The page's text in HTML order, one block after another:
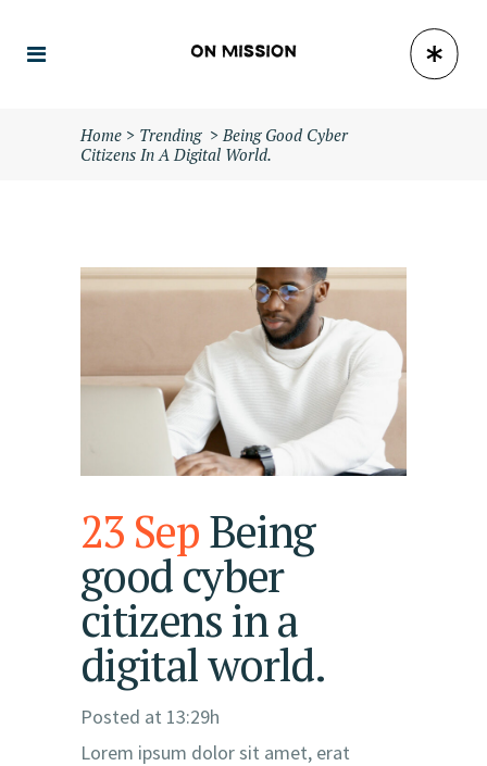
Home > Trending >Being Good Cyber
Citizens In A Digital World.
23 SepBeing
good cyber
citizens in a
digital world.
Posted at 13:29h
Lorem ipsum dolor sit amet, erat